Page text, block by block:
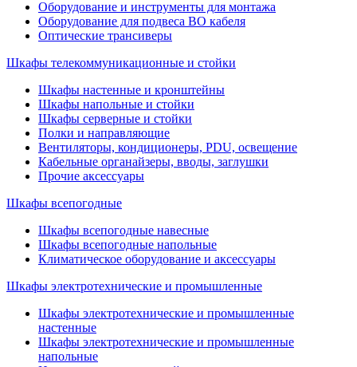
Оборудование и инструменты для монтажа
Оборудование для подвеса ВО кабеля
Оптические трансиверы
Шкафы телекоммуникационные и стойки
Шкафы настенные и кронштейны
Шкафы напольные и стойки
Шкафы серверные и стойки
Полки и направляющие
Вентиляторы, кондиционеры, PDU, освещение
Кабельные органайзеры, вводы, заглушки
Прочие аксеcсуары
Шкафы всепогодные
Шкафы всепогодные навесные
Шкафы всепогодные напольные
Климатическое оборудование и аксессуары
Шкафы электротехнические и промышленные
Шкафы электротехнические и промышленные
настенные
Шкафы электротехнические и промышленные
напольные